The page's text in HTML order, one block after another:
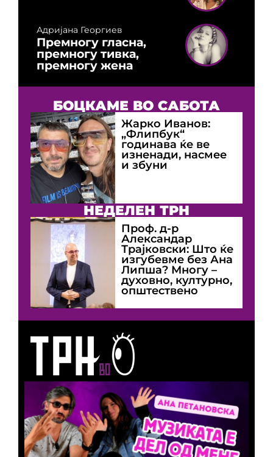
Адријана Георгиев
Премногу гласна,
премногу тивка,
премногу жена
БОЦКАМЕ ВО САБОТА
Жарко Иванов:
„Флипбук“
годинава ќе ве
изненади, насмее
и збуни
НЕДЕЛЕН ТРН
Проф. д-р
Александар
Трајковски: Што ќе
изгубевме без Ана
Липша? Многу –
духовно, културно,
општествено